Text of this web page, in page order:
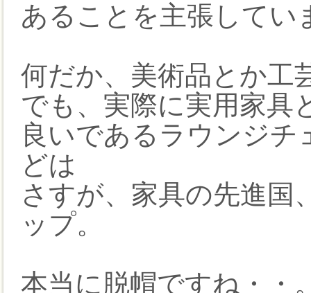
あることを主張してい
何だか、美術品とか工
でも、実際に実用家具
良いであるラウンジ
どは
さすが、家具の先進国
ップ。
本当に脱帽ですね・・